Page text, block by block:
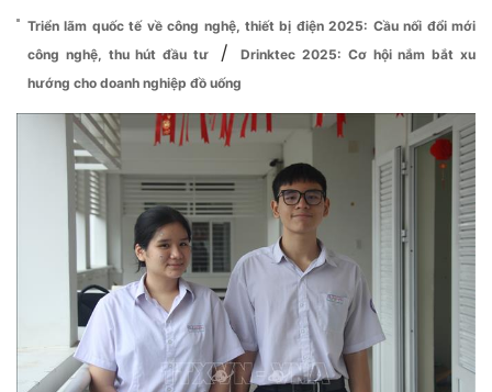
Triển lãm quốc tế về công nghệ, thiết bị điện 2025: Cầu nối đổi mới
công nghệ, thu hút đầu tư
/
Drinktec 2025: Cơ hội nắm bắt xu
hướng cho doanh nghiệp đồ uống